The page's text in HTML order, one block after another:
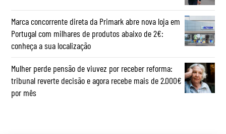
Marca concorrente direta da Primark abre nova loja em
Portugal com milhares de produtos abaixo de 2€:
conheça a sua localização
Mulher perde pensão de viuvez por receber reforma:
tribunal reverte decisão e agora recebe mais de 2.000€
por mês